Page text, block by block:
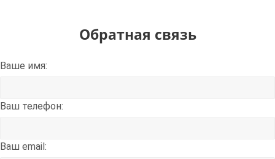
Обратная связь
Ваше имя:
Ваш телефон:
Ваш email: